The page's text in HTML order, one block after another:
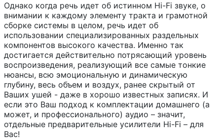
Однако когда речь идет об истинном Hi-Fi звуке, о
внимании к каждому элементу тракта и грамотной
сборке системы в целом, речь идет об
использовании специализированных раздельных
компонентов высокого качества. Именно так
достигается действительно потрясающий уровень
воспроизведения, реализующий все самые тонкие
нюансы, всю эмоциональную и динамическую
глубину, весь объем и воздух, ранее скрытый от
Ваших ушей - даже в хорошо известных записях. И
если это Ваш подход к комплектации домашнего (а
может, и профессионального) аудио – значит,
отдельные предварительные усилители Hi-Fi – для
Вас!